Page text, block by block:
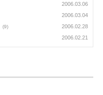
2006.03.06
2006.03.04
(9) 2006.02.28
2006.02.21